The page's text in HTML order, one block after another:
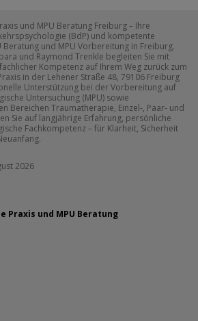
und MPU Beratung Freiburg – Ihre
(BdP) und kompetente
und MPU Vorbereitung in Freiburg.
und Raymond Trenkle begleiten Sie mit
Kompetenz auf Ihrem Weg zurück zum
in der Lehener Straße 48, 79106 Freiburg
Unterstützung bei der Vorbereitung auf
Untersuchung (MPU) sowie
Bereichen Traumatherapie, Einzel-, Paar- und
Sie auf langjährige Erfahrung, persönliche
Fachkompetenz – für Klarheit, Sicherheit
2026
Praxis und MPU Beratung